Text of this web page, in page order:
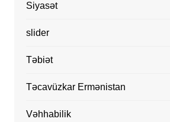
Siyasət
slider
Təbiət
Təcavüzkar Ermənistan
Vəhhabilik